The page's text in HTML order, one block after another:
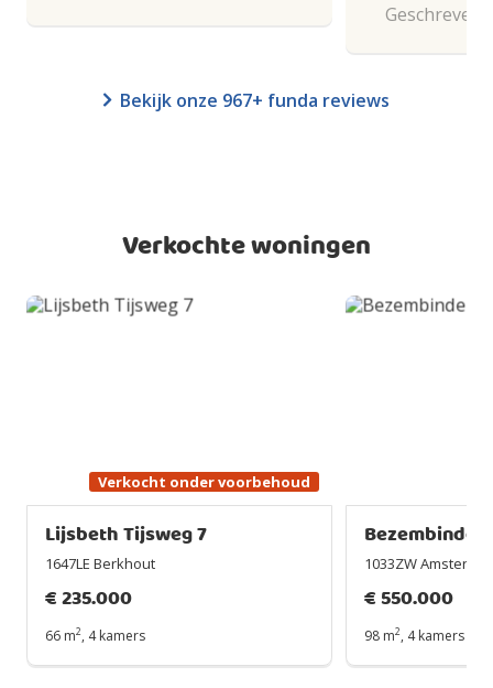
Geschreven
Bekijk onze 967+ funda reviews
Verkochte woningen
Verkocht onder voorbehoud
Lijsbeth Tijsweg 7
1647LE Berkhout
€235.000
66 m2, 4 kamers
1033ZW
€550.000
98 m2, 4 kamers